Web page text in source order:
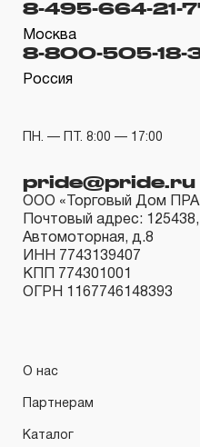
гарантийных
эксплуатации изделия, а
изготовлении изделия
нарушал технологию в
1.2 «ПОЖИЗНЕННАЯ
при условии соблюдения
правил эксплуатации,
2. Понятие
2.1 На инструмент,
КИНЕМАТИЧЕСКУЮ
8-495-664-21-
Москва
8-800-505-18-
Россия
ПН. — ПТ. 8:00 — 17:00
pride@pride.ru
ООО «Торговый Дом
Почтовый адрес:
Автомоторная, д.8
ИНН 7743139407
КПП 774301001
ОГРН 1167746148393
О нас
Партнерам
Каталог